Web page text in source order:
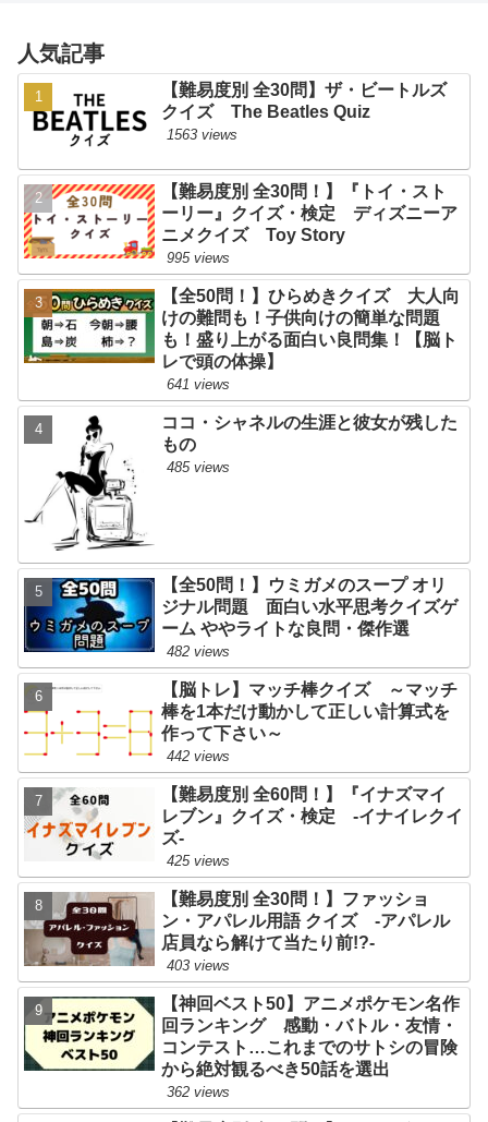
人気記事
【難易度別 全30問】ザ・ビートルズ
クイズ The Beatles Quiz
1563 views
【難易度別 全30問！】『トイ・スト
ーリー』クイズ・検定 ディズニーア
ニメクイズ Toy Story
995 views
【全50問！】ひらめきクイズ 大人向
けの難問も！子供向けの簡単な問題
も！盛り上がる面白い良問集！【脳ト
レで頭の体操】
641 views
ココ・シャネルの生涯と彼女が残した
もの
485 views
【全50問！】ウミガメのスープ オリ
ジナル問題 面白い水平思考クイズゲ
ーム ややライトな良問・傑作選
482 views
【脳トレ】マッチ棒クイズ ～マッチ
棒を1本だけ動かして正しい計算式を
作って下さい～
442 views
【難易度別 全60問！】『イナズマイ
レブン』クイズ・検定 -イナイレクイ
ズ-
425 views
【難易度別 全30問！】ファッショ
ン・アパレル用語 クイズ -アパレル
店員なら解けて当たり前!?-
403 views
【神回ベスト50】アニメポケモン名作
回ランキング 感動・バトル・友情・
コンテスト…これまでのサトシの冒険
から絶対観るべき50話を選出
362 views